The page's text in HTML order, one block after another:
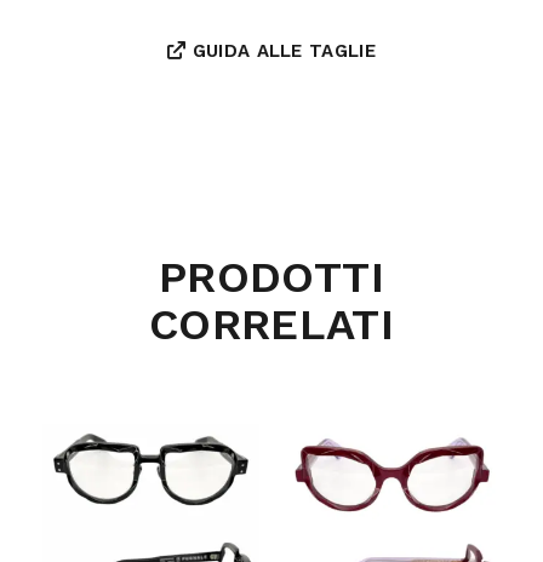
GUIDA ALLE TAGLIE
PRODOTTI
CORRELATI